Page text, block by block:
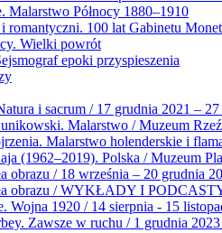
Malarstwo Północy 1880–1910
romantyczni. 100 lat Gabinetu
Wielki powrót
epoki przyspieszenia
i sacrum / 17 grudnia 2021 –
Malarstwo / Muzeum
Malarstwo holenderskie i
(1962–2019). Polska / Muzeum
obrazu / 18 września – 20 grudnia
obrazu / WYKŁADY I
Wojna 1920 / 14 sierpnia - 15
Zawsze w ruchu / 1 grudnia